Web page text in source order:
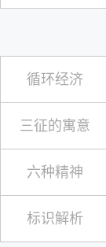
循环经济
三征的寓意
六种精神
标识解析